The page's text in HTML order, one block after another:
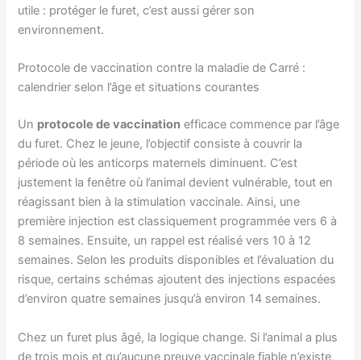
utile : protéger le furet, c’est aussi gérer son
environnement.
Protocole de vaccination contre la maladie de Carré :
calendrier selon l’âge et situations courantes
Un protocole de vaccination efficace commence par l’âge
du furet. Chez le jeune, l’objectif consiste à couvrir la
période où les anticorps maternels diminuent. C’est
justement la fenêtre où l’animal devient vulnérable, tout en
réagissant bien à la stimulation vaccinale. Ainsi, une
première injection est classiquement programmée vers 6 à
8 semaines. Ensuite, un rappel est réalisé vers 10 à 12
semaines. Selon les produits disponibles et l’évaluation du
risque, certains schémas ajoutent des injections espacées
d’environ quatre semaines jusqu’à environ 14 semaines.
Chez un furet plus âgé, la logique change. Si l’animal a plus
de trois mois et qu’aucune preuve vaccinale fiable n’existe,